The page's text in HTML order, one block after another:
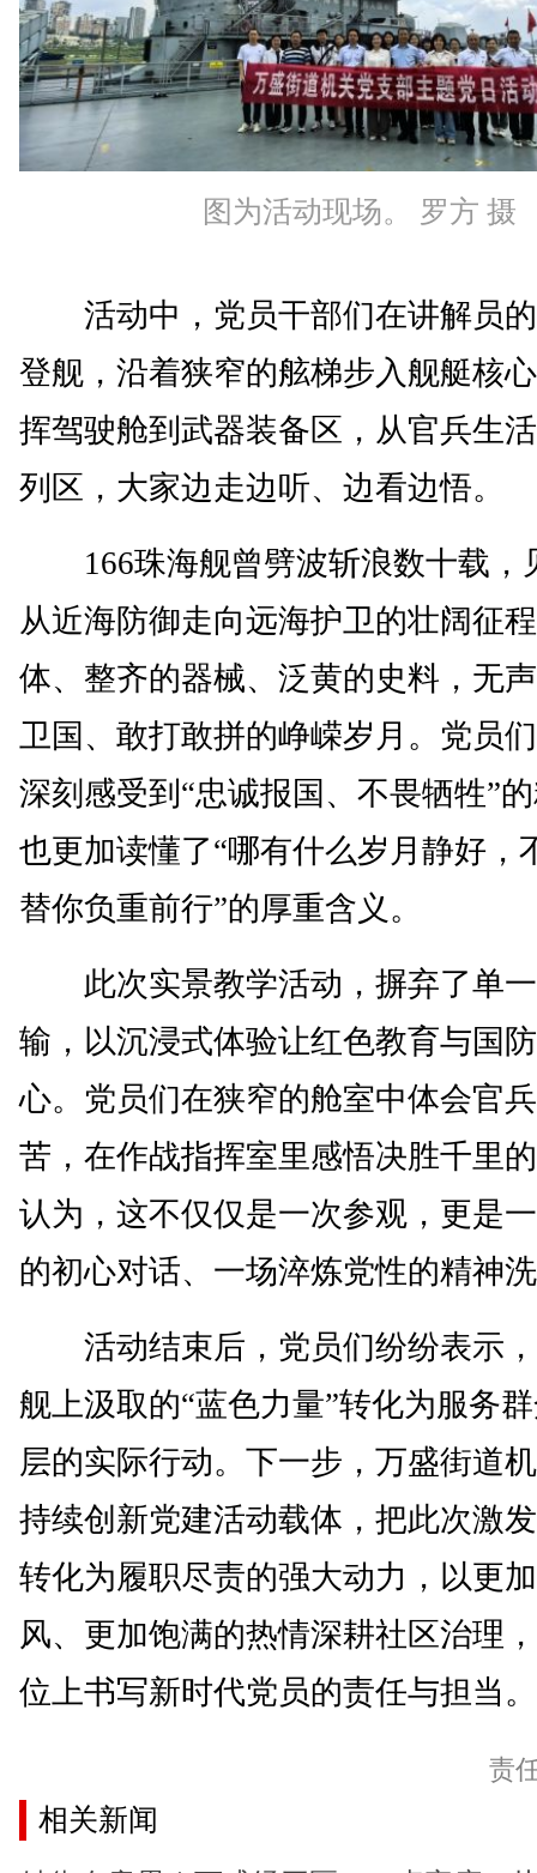
图为活动现场。 罗方 摄
活动中，党员干部们在讲解员的
登舰，沿着狭窄的舷梯步入舰艇核
挥驾驶舱到武器装备区，从官兵生
列区，大家边走边听、边看边悟。
166珠海舰曾劈波斩浪数十载，
从近海防御走向远海护卫的壮阔征
体、整齐的器械、泛黄的史料，无
卫国、敢打敢拼的峥嵘岁月。党员
深刻感受到“忠诚报国、不畏牺牲”
也更加读懂了“哪有什么岁月静好，
替你负重前行”的厚重含义。
此次实景教学活动，摒弃了单一
输，以沉浸式体验让红色教育与国
心。党员们在狭窄的舱室中体会官
苦，在作战指挥室里感悟决胜千里
认为，这不仅仅是一次参观，更是
的初心对话、一场淬炼党性的精神
活动结束后，党员们纷纷表示，
舰上汲取的“蓝色力量”转化为服务
层的实际行动。下一步，万盛街道
持续创新党建活动载体，把此次激
转化为履职尽责的强大动力，以更
风、更加饱满的热情深耕社区治理
位上书写新时代党员的责任与担当
责
相关新闻